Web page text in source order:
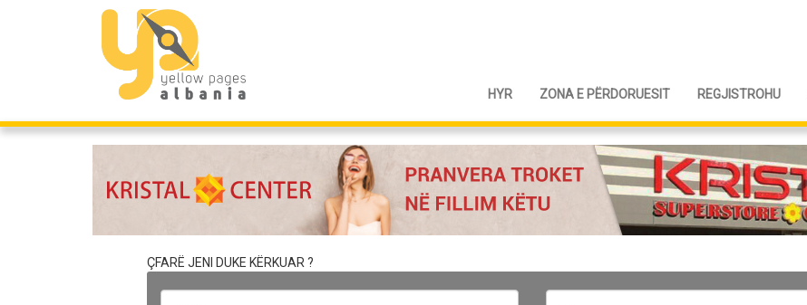
HYR ZONA E PËRDORUESIT REGJISTROHU
ÇFARË JENI DUKE KËRKUAR ?